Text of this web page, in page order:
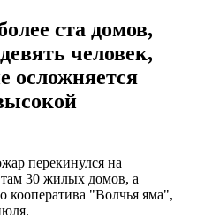
ста домов,
человек,
осложняется
перекинулся на
30 жилых домов, а
кооператива "Волчья яма",